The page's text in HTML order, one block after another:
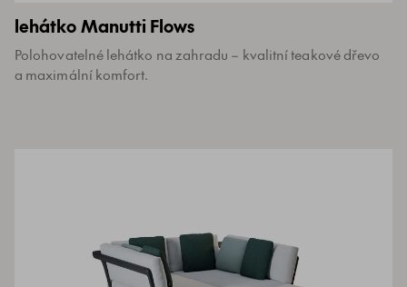
lehátko Manutti Flows
Polohovatelné lehátko na zahradu – kvalitní teakové dřevo
a maximální komfort.